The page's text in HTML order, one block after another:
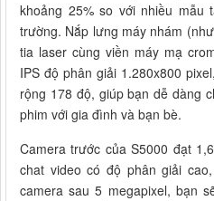
khoảng 25% so với nhiều mẫu
trường. Nắp lưng máy nhám
tia laser cùng viền máy mạ
IPS độ phân giải 1.280x800
rộng 178 độ, giúp bạn dễ dàng
phim với gia đình và bạn bè.
Camera trước của S5000 đạt
chat video có độ phân giải
camera sau 5 megapixel, bạn